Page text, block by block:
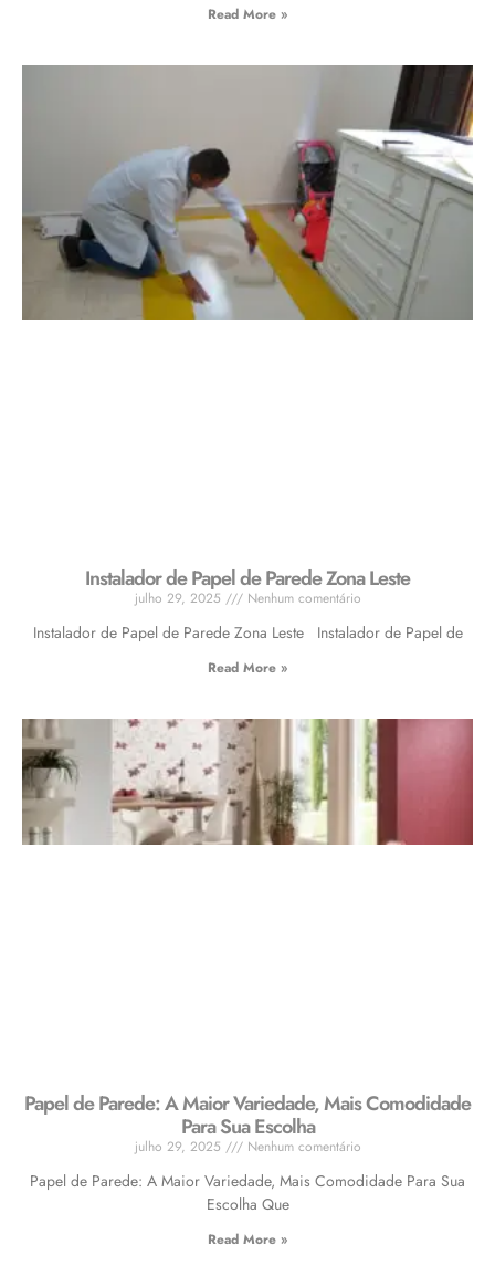
Read More »
Instalador de Papel de Parede Zona Leste
julho 29, 2025 Nenhum comentário
Instalador de Papel de Parede Zona Leste Instalador de Papel de
Read More »
Papel de Parede: A Maior Variedade, Mais Comodidade
Para Sua Escolha
julho 29, 2025 Nenhum comentário
Papel de Parede: A Maior Variedade, Mais Comodidade Para Sua
Escolha Que
Read More »